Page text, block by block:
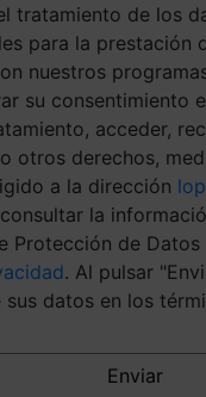
tratamiento de los
para la prestación
nuestros
su consentimiento
acceder,
otros derechos,
a la dirección
la
Protección de
. Al pulsar
datos en los